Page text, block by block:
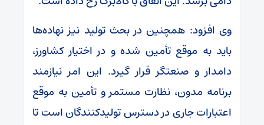
وی افزود: همچنین در بحث تولید نیز نهاده‌ها
باید به موقع تأمین شده و در اختیار کشاورز،
دامدار و صنعتگر قرار گیرد. این امر نیازمند
برنامه مدون، نظارت مستمر و تأمین به موقع
اعتبارات جاری در دسترس تولیدکنندگان است تا